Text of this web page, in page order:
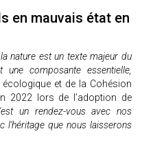
en mauvais état en
nature est un texte majeur du
composante essentielle,
et de la Cohésion
2022 lors de l’adoption de
'est un rendez-vous avec nos
l'héritage que nous laisserons